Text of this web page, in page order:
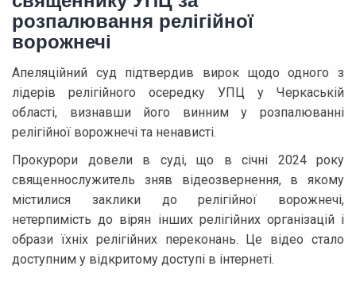
розпалювання релігійної
ворожнечі
Апеляційний суд підтвердив вирок щодо одного з
лідерів релігійного осередку УПЦ у Черкаській
області, визнавши його винним у розпалюванні
релігійної ворожнечі та ненависті.
Прокурори довели в суді, що в січні 2024 року
священнослужитель зняв відеозвернення, в якому
містилися заклики до релігійної ворожнечі,
нетерпимість до вірян інших релігійних організацій і
образи їхніх релігійних переконань. Це відео стало
доступним у відкритому доступі в інтернеті.